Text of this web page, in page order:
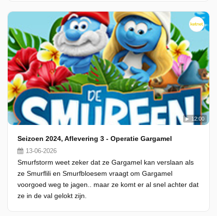
12:00
Seizoen 2024, Aflevering 3 - Operatie Gargamel
13-06-2026
Smurfstorm weet zeker dat ze Gargamel kan verslaan als
ze Smurflili en Smurfbloesem vraagt om Gargamel
voorgoed weg te jagen.. maar ze komt er al snel achter dat
ze in de val gelokt zijn.